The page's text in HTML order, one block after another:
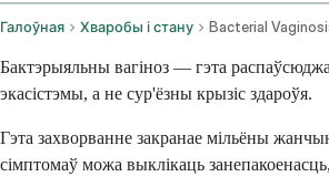
Галоўная Хваробы і стану Bacterial
Бактэрыяльны вагіноз — гэта
экасістэмы, а не сур'ёзны крызіс здароўя.
Гэта захворванне закранае мільёны
сімптомаў можа выклікаць